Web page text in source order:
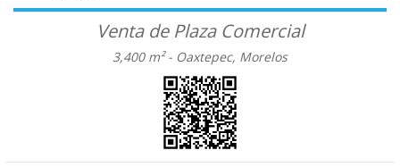
Venta de Plaza Comercial
3,400 m² - Oaxtepec, Morelos